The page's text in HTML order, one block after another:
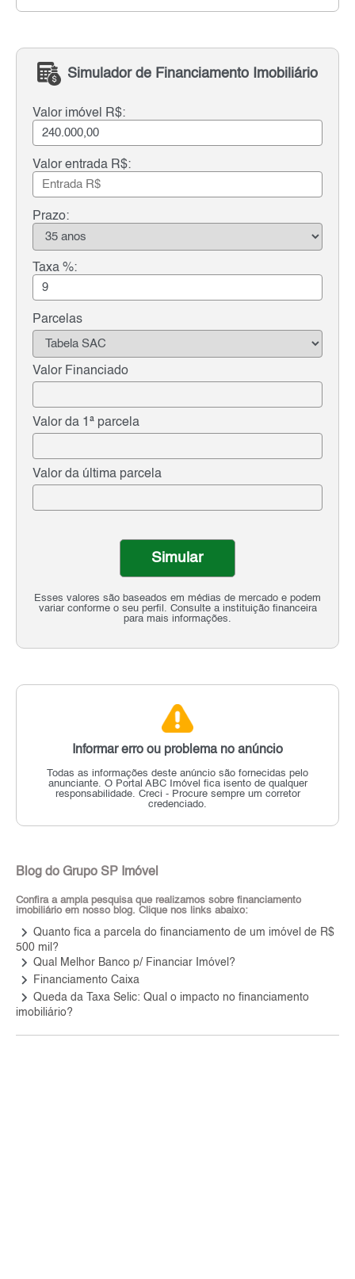
Simulador de Financiamento Imobiliário
Valor imóvel R$:
Valor entrada R$:
Prazo:
Taxa %:
Parcelas
Valor Financiado
Valor da 1ª parcela
Valor da última parcela
Esses valores são baseados em médias de mercado e podem
variar conforme o seu perfil. Consulte a instituição financeira
para mais informações.
Simular
Informar erro ou problema no anúncio
Todas as informações deste anúncio são fornecidas pelo
anunciante. O Portal ABC Imóvel fica isento de qualquer
responsabilidade. Creci - Procure sempre um corretor
credenciado.
Blog do Grupo SP Imóvel
Confira a ampla pesquisa que realizamos sobre financiamento
imobiliário em nosso blog. Clique nos links abaixo:
keyboard_arrow_right Quanto fica a parcela do financiamento de um imóvel de R$
500 mil?
keyboard_arrow_right Qual Melhor Banco p/ Financiar Imóvel?
keyboard_arrow_right Financiamento Caixa
keyboard_arrow_right Queda da Taxa Selic: Qual o impacto no financiamento
imobiliário?